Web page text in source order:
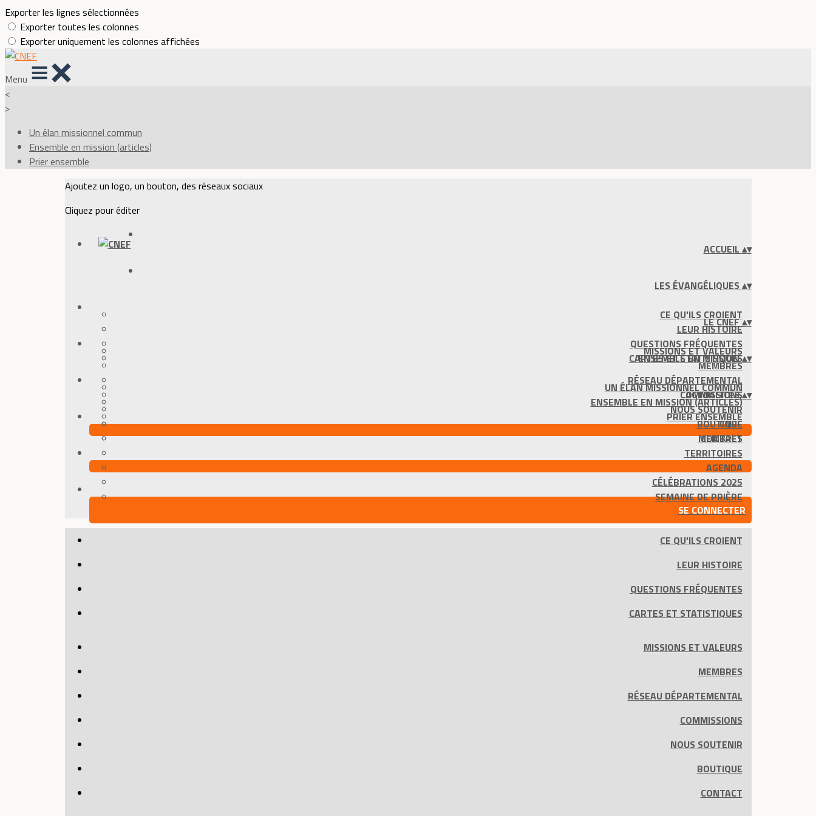
Exporter les lignes sélectionnées
Exporter toutes les colonnes
Exporter uniquement les colonnes affichées
Menu
<
>
Un élan missionnel commun
Ensemble en mission (articles)
Prier ensemble
Ajoutez un logo, un bouton, des réseaux sociaux
Cliquez pour éditer
ACCUEIL ▴▾
LES ÉVANGÉLIQUES ▴▾
CE QU'ILS CROIENT
LEUR HISTOIRE
QUESTIONS FRÉQUENTES
CARTES ET STATISTIQUES
LE CNEF▴▾
MISSIONS ET VALEURS
MEMBRES
RÉSEAU DÉPARTEMENTAL
COMMISSIONS
NOUS SOUTENIR
BOUTIQUE
CONTACT
ENSEMBLE EN MISSION▴▾
UN ÉLAN MISSIONNEL COMMUN
ENSEMBLE EN MISSION (ARTICLES)
PRIER ENSEMBLE
ACTUALITÉS▴▾
CNEF
MEMBRES
TERRITOIRES
AGENDA
CÉLÉBRATIONS 2025
SEMAINE DE PRIÈRE
SE CONNECTER
CE QU'ILS CROIENT
LEUR HISTOIRE
QUESTIONS FRÉQUENTES
CARTES ET STATISTIQUES
MISSIONS ET VALEURS
MEMBRES
RÉSEAU DÉPARTEMENTAL
COMMISSIONS
NOUS SOUTENIR
BOUTIQUE
CONTACT